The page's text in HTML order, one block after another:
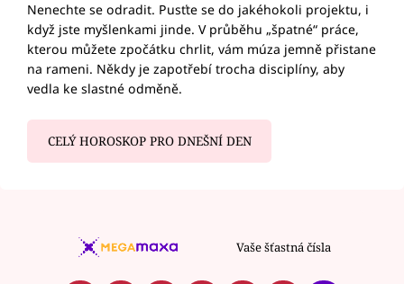
Nenechte se odradit. Pusťte se do jakéhokoli projektu, i
když jste myšlenkami jinde. V průběhu „špatné“ práce,
kterou můžete zpočátku chrlit, vám múza jemně přistane
na rameni. Někdy je zapotřebí trocha disciplíny, aby
vedla ke slastné odměně.
CELÝ HOROSKOP PRO DNEŠNÍ DEN
Vaše šťastná čísla